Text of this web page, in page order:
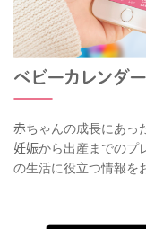
赤ちゃんの成長にあっ
妊娠から出産までのプ
の生活に役立つ情報を